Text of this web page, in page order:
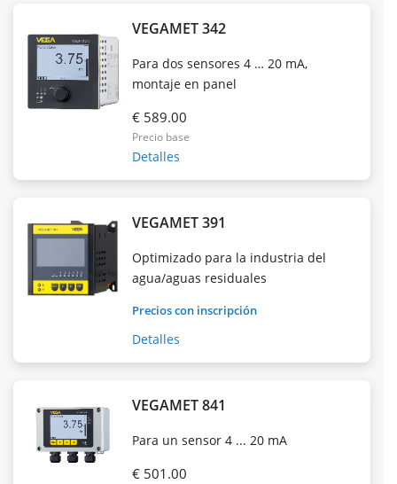
VEGAMET 342
Para dos sensores 4 … 20 mA,
montaje en panel
€ 589.00
Precio base
Detalles
VEGAMET 391
Optimizado para la industria del
agua/aguas residuales
Precios con inscripción
Detalles
VEGAMET 841
Para un sensor 4 ... 20 mA
€ 501.00